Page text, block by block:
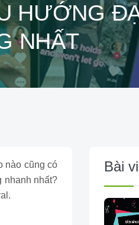
HƯỚNG
NHẤT
nào cũng có
nhanh nhất?
Bài